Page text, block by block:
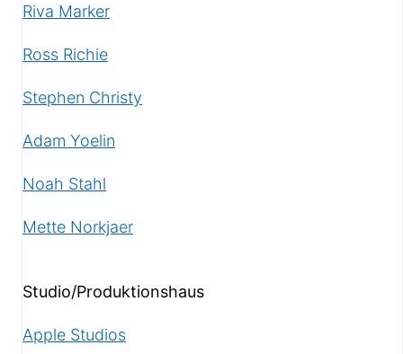
Riva Marker
Ross Richie
Stephen Christy
Adam Yoelin
Noah Stahl
Mette Norkjaer
Studio/Produktionshaus
Apple Studios